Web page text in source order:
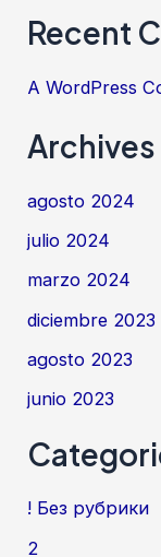
Recent
A WordPress
Archives
agosto 2024
julio 2024
marzo 2024
diciembre 2023
agosto 2023
junio 2023
! Без рубрики
2